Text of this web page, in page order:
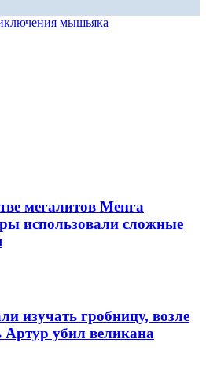
мышьяка
мегалитов Менга
использовали сложные
изучать гробницу, возле
Артур убил великана